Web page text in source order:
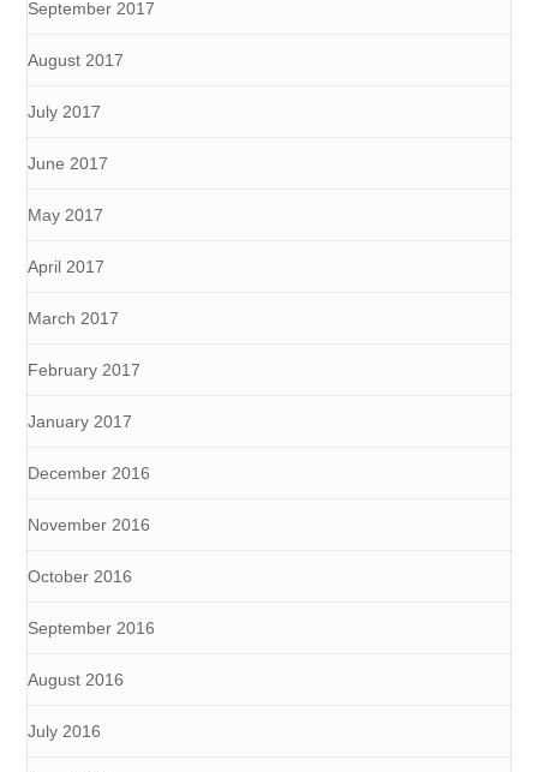
September 2017
August 2017
July 2017
June 2017
May 2017
April 2017
March 2017
February 2017
January 2017
December 2016
November 2016
October 2016
September 2016
August 2016
July 2016